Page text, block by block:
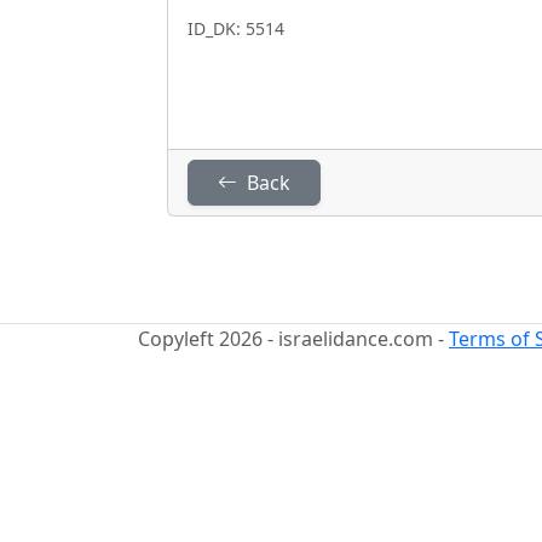
ID_DK: 5514
Back
Copyleft 2026 - israelidance.com -Terms of